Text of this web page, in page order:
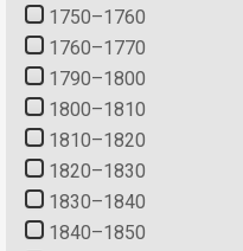
1750–1760
1760–1770
1790–1800
1800–1810
1810–1820
1820–1830
1830–1840
1840–1850